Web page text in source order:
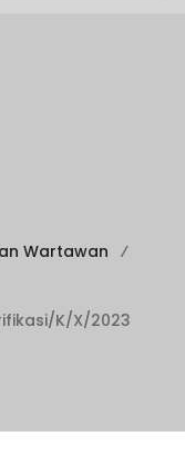
Wartawan
K/X/2023